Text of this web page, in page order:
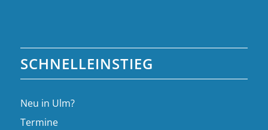
SCHNELLEINSTIEG
Neu in Ulm?
Termine